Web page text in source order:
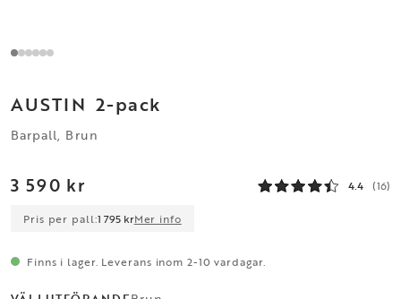
AUSTIN 2-pack
Barpall, Brun
3 590 kr 4.4 (16)
Pris per pall:1 795 krMer info
Finns i lager. Leverans inom 2-10 vardagar.